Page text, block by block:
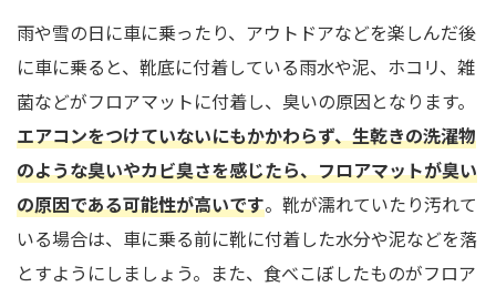
雨や雪の日に車に乗ったり、アウトドアなどを楽しんだ後
に車に乗ると、靴底に付着している雨水や泥、ホコリ、雑
菌などがフロアマットに付着し、臭いの原因となります。
エアコンをつけていないにもかかわらず、生乾きの洗濯物
のような臭いやカビ臭さを感じたら、フロアマットが臭い
の原因である可能性が高いです。靴が濡れていたり汚れて
いる場合は、車に乗る前に靴に付着した水分や泥などを落
とすようにしましょう。また、食べこぼしたものがフロア